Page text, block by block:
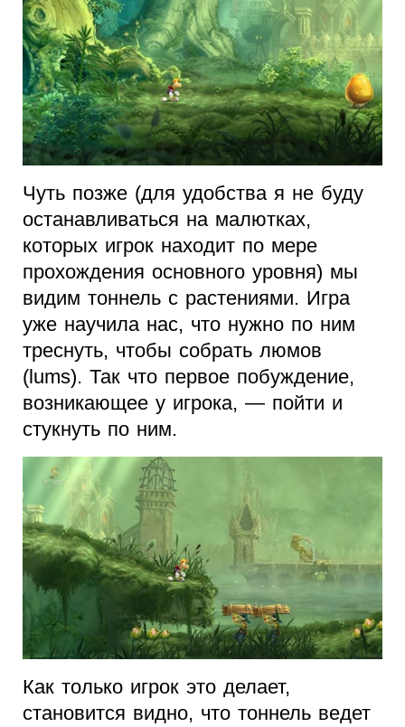
Чуть позже (для удобства я не буду
останавливаться на малютках,
которых игрок находит по мере
прохождения основного уровня) мы
видим тоннель с растениями. Игра
уже научила нас, что нужно по ним
треснуть, чтобы собрать люмов
(lums). Так что первое побуждение,
возникающее у игрока, — пойти и
стукнуть по ним.
Как только игрок это делает,
становится видно, что тоннель ведет